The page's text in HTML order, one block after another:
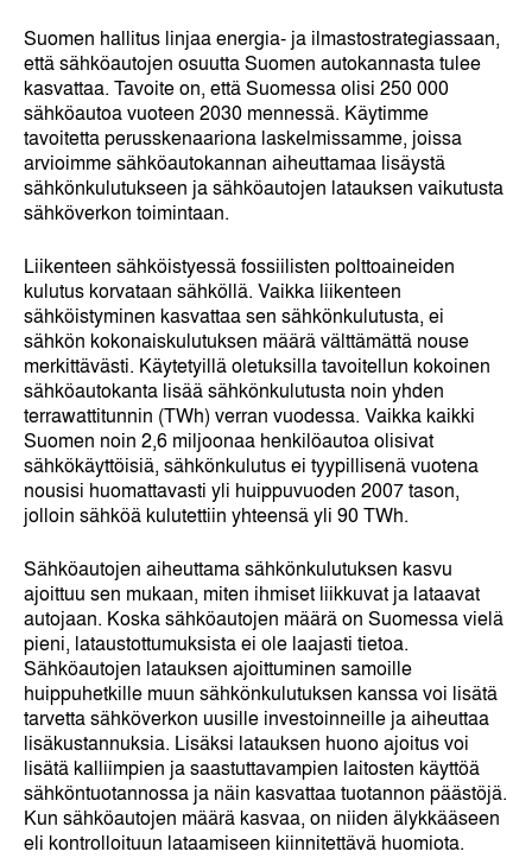
Suomen hallitus linjaa energia- ja ilmastostrategiassaan,
että sähköautojen osuutta Suomen autokannasta tulee
kasvattaa. Tavoite on, että Suomessa olisi 250 000
sähköautoa vuoteen 2030 mennessä. Käytimme
tavoitetta perusskenaariona laskelmissamme, joissa
arvioimme sähköautokannan aiheuttamaa lisäystä
sähkönkulutukseen ja sähköautojen latauksen vaikutusta
sähköverkon toimintaan.
Liikenteen sähköistyessä fossiilisten polttoaineiden
kulutus korvataan sähköllä. Vaikka liikenteen
sähköistyminen kasvattaa sen sähkönkulutusta, ei
sähkön kokonaiskulutuksen määrä välttämättä nouse
merkittävästi. Käytetyillä oletuksilla tavoitellun kokoinen
sähköautokanta lisää sähkönkulutusta noin yhden
terrawattitunnin (TWh) verran vuodessa. Vaikka kaikki
Suomen noin 2,6 miljoonaa henkilöautoa olisivat
sähkökäyttöisiä, sähkönkulutus ei tyypillisenä vuotena
nousisi huomattavasti yli huippuvuoden 2007 tason,
jolloin sähköä kulutettiin yhteensä yli 90 TWh.
Sähköautojen aiheuttama sähkönkulutuksen kasvu
ajoittuu sen mukaan, miten ihmiset liikkuvat ja lataavat
autojaan. Koska sähköautojen määrä on Suomessa vielä
pieni, lataustottumuksista ei ole laajasti tietoa.
Sähköautojen latauksen ajoittuminen samoille
huippuhetkille muun sähkönkulutuksen kanssa voi lisätä
tarvetta sähköverkon uusille investoinneille ja aiheuttaa
lisäkustannuksia. Lisäksi latauksen huono ajoitus voi
lisätä kalliimpien ja saastuttavampien laitosten käyttöä
sähköntuotannossa ja näin kasvattaa tuotannon päästöjä.
Kun sähköautojen määrä kasvaa, on niiden älykkääseen
eli kontrolloituun lataamiseen kiinnitettävä huomiota.